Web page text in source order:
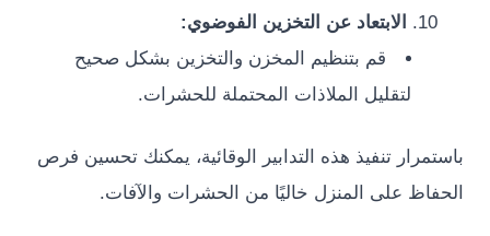
الابتعاد عن التخزين الفوضوي:
قم بتنظيم المخزن والتخزين بشكل صحيح
لتقليل الملاذات المحتملة للحشرات.
تنفيذ هذه التدابير الوقائية، يمكنك تحسين فرص
على المنزل خاليًا من الحشرات والآفات.